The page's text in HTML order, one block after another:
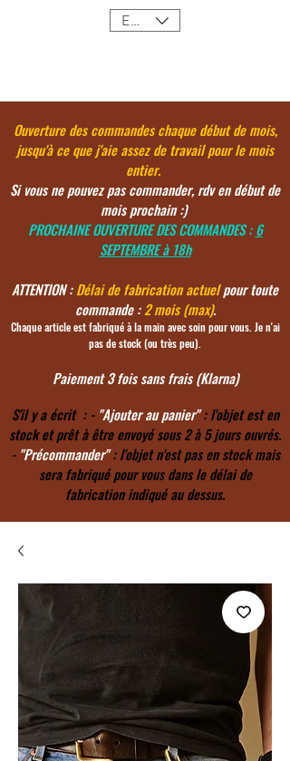
EUR (€)
Ouverture des commandes chaque début de mois,
jusqu'à ceque j'aie assez de travail pour le mois
entier.
Si vous ne pouvez pas commander, rdv en début de
mois prochain :)
PROCHAINE OUVERTURE DES COMMANDES :6
SEPTEMBRE à 18h
ATTENTION :Délai de fabrication actuelpour toute
commande :2 mois (max).
Chaque article est fabriqué à la main avec soin pour vous. Je n'ai
pas de stock (ou très peu).
Paiement 3 fois sans frais (Klarna)
S'il y a écrit : - "Ajouter au panier": l'objet est en
stock et prêt à être envoyé sous 2 à 5 jours ouvrés.
- "Précommander": l'objet n'est pas en stock mais
sera fabriqué pour vous dans le délai de
fabrication indiqué au dessus.